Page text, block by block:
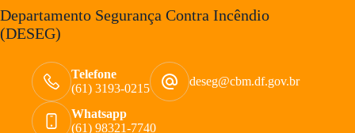
Departamento Segurança Contra Incêndio
(DESEG)
Telefone
(61) 3193-0215
deseg@cbm.df.gov.br
Whatsapp
(61) 98321-7740